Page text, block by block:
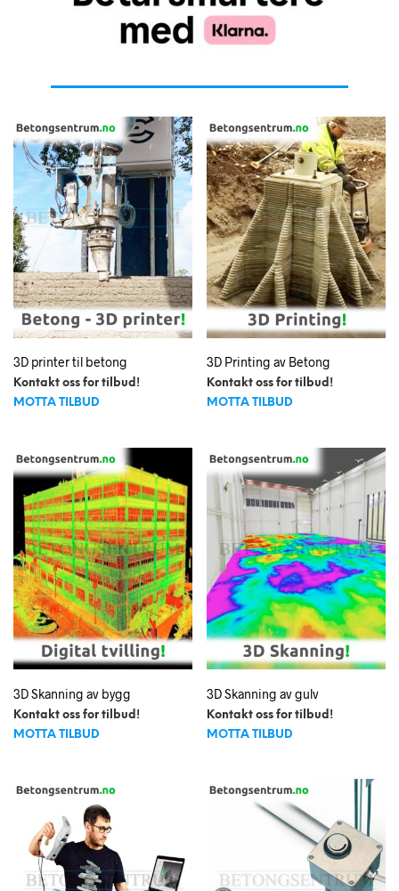
3D printer til betong
Kontakt oss for tilbud!
MOTTA TILBUD
3D Printing av Betong
Kontakt oss for tilbud!
MOTTA TILBUD
3D Skanning av bygg
Kontakt oss for tilbud!
MOTTA TILBUD
3D Skanning av gulv
Kontakt oss for tilbud!
MOTTA TILBUD